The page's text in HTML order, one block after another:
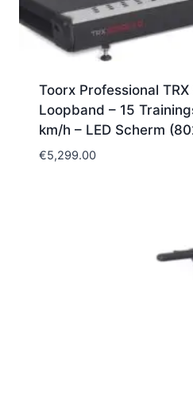
Toorx Professional
Loopband – 15
km/h – LED Scherm
€5,299.00